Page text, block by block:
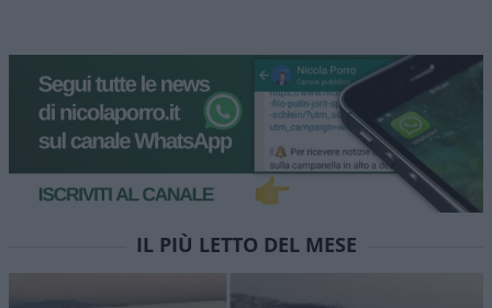
IL PIÙ LETTO DEL MESE